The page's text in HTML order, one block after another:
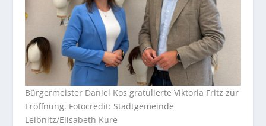
Bürgermeister Daniel Kos gratulierte Viktoria Fritz zur
Eröffnung. Fotocredit: Stadtgemeinde
Leibnitz/Elisabeth Kure